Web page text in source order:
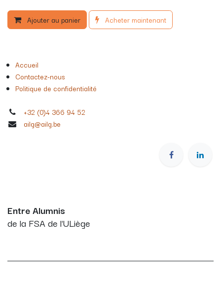
Ajouter au panier Acheter maintenant
Accueil
Contactez-nous
Politique de confidentialité
+32 (0)4 366 94 52
ailg@ailg.be
Entre Alumnis
de la FSA de l'ULiège